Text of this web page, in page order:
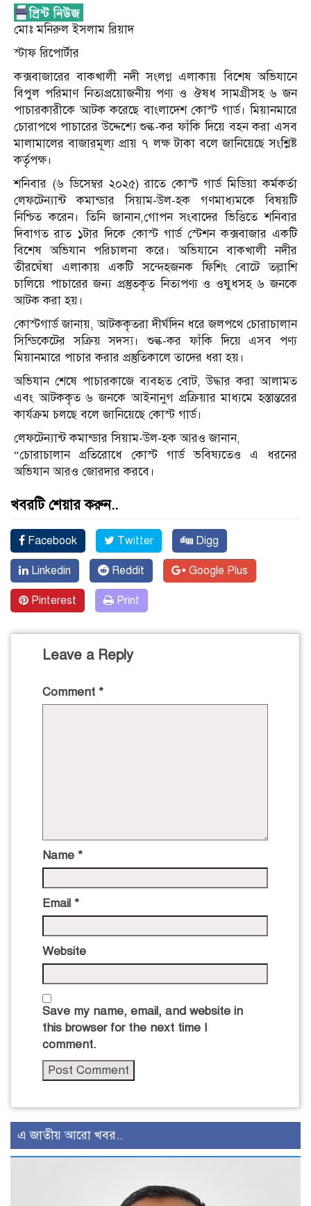
মোঃ মনিরুল ইসলাম রিয়াদ
স্টাফ রিপোর্টার
কক্সবাজারের বাকখালী নদী সংলগ্ন এলাকায় বিশেষ অভিযানে
বিপুল পরিমাণ নিত্যপ্রয়োজনীয় পণ্য ও ঔষধ সামগ্রীসহ ৬ জন
পাচারকারীকে আটক করেছে বাংলাদেশ কোস্ট গার্ড। মিয়ানমারে
চোরাপথে পাচারের উদ্দেশ্যে শুল্ক-কর ফাঁকি দিয়ে বহন করা এসব
মালামালের বাজারমূল্য প্রায় ৭ লক্ষ টাকা বলে জানিয়েছে সংশ্লিষ্ট
কর্তৃপক্ষ।
শনিবার (৬ ডিসেম্বর ২০২৫) রাতে কোস্ট গার্ড মিডিয়া কর্মকর্তা
লেফটেন্যান্ট কমান্ডার সিয়াম-উল-হক গণমাধ্যমকে বিষয়টি
নিশ্চিত করেন। তিনি জানান,গোপন সংবাদের ভিত্তিতে শনিবার
দিবাগত রাত ১টার দিকে কোস্ট গার্ড স্টেশন কক্সবাজার একটি
বিশেষ অভিযান পরিচালনা করে। অভিযানে বাকখালী নদীর
তীরঘেঁষা এলাকায় একটি সন্দেহজনক ফিশিং বোটে তল্লাশি
চালিয়ে পাচারের জন্য প্রস্তুতকৃত নিত্যপণ্য ও ওষুধসহ ৬ জনকে
আটক করা হয়।
কোস্টগার্ড জানায়, আটককৃতরা দীর্ঘদিন ধরে জলপথে চোরাচালান
সিন্ডিকেটের সক্রিয় সদস্য। শুল্ক-কর ফাঁকি দিয়ে এসব পণ্য
মিয়ানমারে পাচার করার প্রস্তুতিকালে তাদের ধরা হয়।
অভিযান শেষে পাচারকাজে ব্যবহৃত বোট, উদ্ধার করা আলামত
এবং আটককৃত ৬ জনকে আইনানুগ প্রক্রিয়ার মাধ্যমে হস্তান্তরের
কার্যক্রম চলছে বলে জানিয়েছে কোস্ট গার্ড।
লেফটেন্যান্ট কমান্ডার সিয়াম-উল-হক আরও জানান,
“চোরাচালান প্রতিরোধে কোস্ট গার্ড ভবিষ্যতেও এ ধরনের
অভিযান আরও জোরদার করবে।
খবরটি শেয়ার করুন..
Facebook Twitter Digg
Linkedin Reddit Google Plus
Pinterest Print
Leave a Reply
Comment *
Name *
Email *
Website
Save my name, email, and website in
this browser for the next time I
comment.
এ জাতীয় আরো খবর..